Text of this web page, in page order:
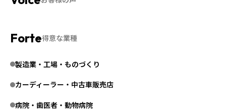
得意な業種
製造業・工場・ものづくり
カーディーラー・中古車販売店
病院・歯医者・動物病院